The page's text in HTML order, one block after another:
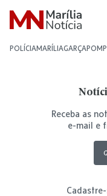
POLÍCIAMARÍLIAGARÇA
Receba as
e-mail e